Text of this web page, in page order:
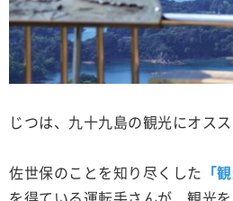
じつは、九十九島の観光にオス
佐世保のことを知り尽くした 「